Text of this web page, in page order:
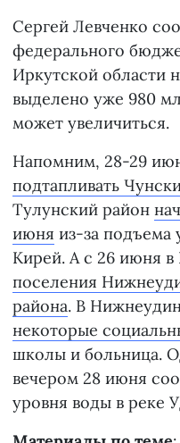
Сергей Левченко
федерального
Иркутской области
выделено уже 980
может увеличиться.
Напомним, 28-29
подтапливать
Тулунский район
июня из-за подъема
Кирей. А с 26 июня в
поселения
района. В
некоторые
школы и больница.
вечером 28 июня
уровня воды в реке